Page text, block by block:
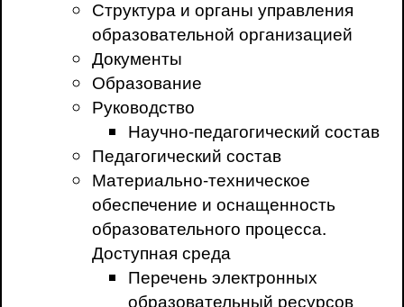
Структура и органы управления
образовательной организацией
Документы
Образование
Руководство
Научно-педагогический состав
Педагогический состав
Материально-техническое
обеспечение и оснащенность
образовательного процесса.
Доступная среда
Перечень электронных
образовательный ресурсов